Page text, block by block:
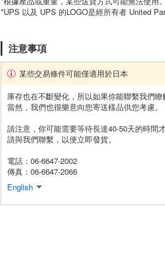
*UPS 以及 UPS 的LOGO是經所有者 United
注意事項
某些交易條件可能僅適用於日本
庫存也在不斷變化，所以如果你能聯繫我們
當然，我們也很樂意向您寄送樣品供您考慮。
請注意，你可能需要等待長達40-50天的時間
請與我們聯繫，以便立即發貨。
電話：06-6647-2002
傳真：06-6647-2066
English